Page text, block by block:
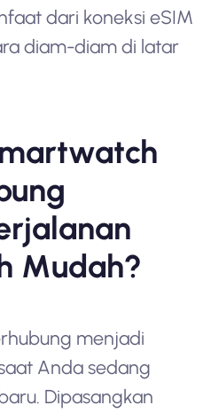
dari koneksi eSIM
diam-diam di latar
Mudah?
menjadi
Anda sedang
Dipasangkan